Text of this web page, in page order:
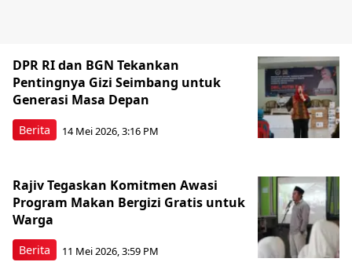
Berita
DPR RI dan BGN Tekankan
Pentingnya Gizi Seimbang untuk
Generasi Masa Depan
14 Mei 2026, 3:16 PM
Berita
Rajiv Tegaskan Komitmen Awasi
Program Makan Bergizi Gratis untuk
Warga
11 Mei 2026, 3:59 PM